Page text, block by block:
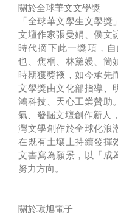
關於全球華文文學獎
「全球華文學生文學
文壇作家張曼娟、侯文
時代摘下此一獎項，
也、焦桐、林黛嫚、簡
時期獲獎掖，如今承先
文學獎由文化部指導、
鴻科技、天心工業贊助
氣、發掘文壇創作新人
灣文學創作於全球化浪
在既有土壤上持續發揮
文書寫為願景，以「成
努力方向。
關於環旭電子